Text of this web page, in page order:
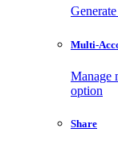
Multi-
Manage
option
Share